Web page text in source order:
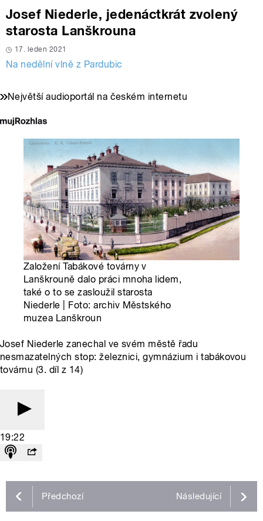
Josef Niederle, jedenáctkrát zvolený
starosta Lanškrouna
17. leden 2021
Na nedělní vlně z Pardubic
Největší audioportál na českém internetu
Založení Tabákové továrny v
Lanškrouně dalo práci mnoha lidem,
také o to se zasloužil starosta
Niederle | Foto: archiv Městského
muzea Lanškroun
Josef Niederle zanechal ve svém městě řadu
nesmazatelných stop: železnici, gymnázium i tabákovou
továrnu (3. díl z 14)
19:22
Předchozí Následující